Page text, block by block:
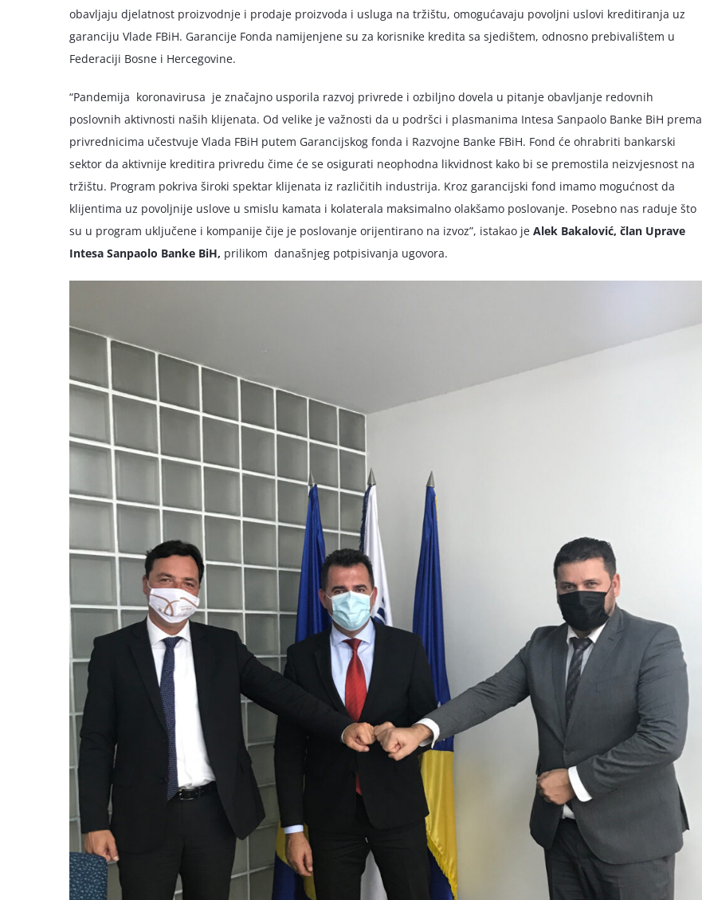
obavljaju djelatnost proizvodnje i prodaje proizvoda i usluga na tržištu, omogućavaju povoljni uslovi kreditiranja uz
garanciju Vlade FBiH. Garancije Fonda namijenjene su za korisnike kredita sa sjedištem, odnosno prebivalištem u
Federaciji Bosne i Hercegovine.
“Pandemija koronavirusa je značajno usporila razvoj privrede i ozbiljno dovela u pitanje obavljanje redovnih
poslovnih aktivnosti naših klijenata. Od velike je važnosti da u podršci i plasmanima Intesa Sanpaolo Banke BiH prema
privrednicima učestvuje Vlada FBiH putem Garancijskog fonda i Razvojne Banke FBiH. Fond će ohrabriti bankarski
sektor da aktivnije kreditira privredu čime će se osigurati neophodna likvidnost kako bi se premostila neizvjesnost na
tržištu. Program pokriva široki spektar klijenata iz različitih industrija. Kroz garancijski fond imamo mogućnost da
klijentima uz povoljnije uslove u smislu kamata i kolaterala maksimalno olakšamo poslovanje. Posebno nas raduje što
su u program uključene i kompanije čije je poslovanje orijentirano na izvoz”, istakao je Alek Bakalović, član Uprave
Intesa Sanpaolo Banke BiH, prilikom današnjeg potpisivanja ugovora.